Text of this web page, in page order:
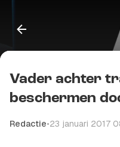
Vader achter
beschermen
Redactie•23 januari 2017